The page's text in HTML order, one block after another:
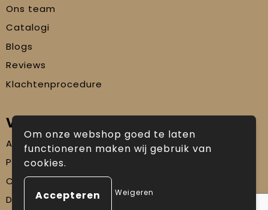
Ons team
Catalogi
Blogs
Reviews
Klachtenprocedure
Veilig winkelen
Algemene voorwaarden
Privacyverklaring
Cookiebeleid
Disclaimer
Om onze webshop goed te laten
functioneren maken wij gebruik van
cookies.
Weigeren